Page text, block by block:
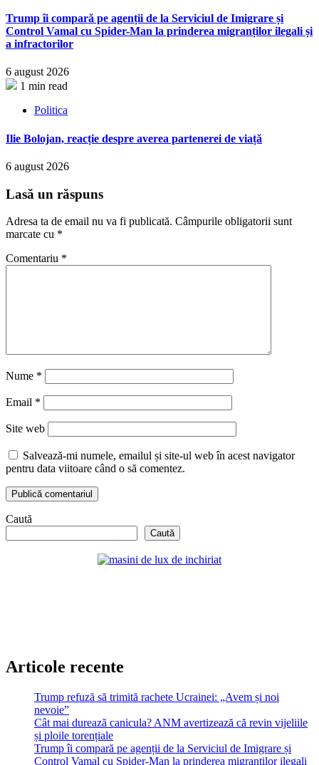
Trump îi compară pe agenții de la Serviciul de Imigrare și
Control Vamal cu Spider-Man la prinderea migranților ilegali și
a infractorilor
6 august 2026
1 min read
Politica
Ilie Bolojan, reacție despre averea partenerei de viață
6 august 2026
Lasă un răspuns
Adresa ta de email nu va fi publicată. Câmpurile obligatorii sunt
marcate cu *
Comentariu *
Nume *
Email *
Site web
Salvează-mi numele, emailul și site-ul web în acest navigator
pentru data viitoare când o să comentez.
Caută
Caută
Articole recente
Trump refuză să trimită rachete Ucrainei: „Avem și noi
nevoie”
Cât mai durează canicula? ANM avertizează că revin vijeliile
și ploile torențiale
Trump îi compară pe agenții de la Serviciul de Imigrare și
Control Vamal cu Spider-Man la prinderea migranților ilegali